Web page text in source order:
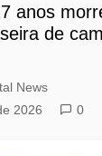
anos
de
News
2026
0